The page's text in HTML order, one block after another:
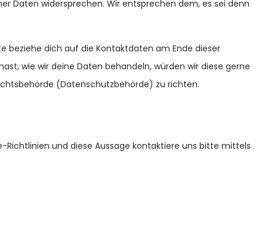
Daten widersprechen. Wir entsprechen dem, es sei denn
beziehe dich auf die Kontaktdaten am Ende dieser
wie wir deine Daten behandeln, würden wir diese gerne
(Datenschutzbehörde) zu richten.
und diese Aussage kontaktiere uns bitte mittels